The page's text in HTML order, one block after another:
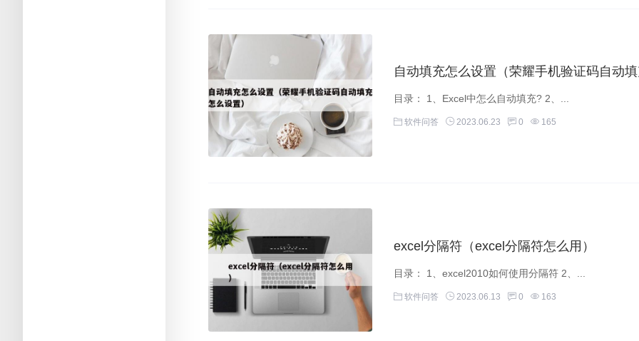
自动填充怎么设置（荣耀手机验证码自动填
目录： 1、Excel中怎么自动填充? 2、...
软件问答 2023.06.23 0 165
excel分隔符（excel分隔符怎么用）
目录： 1、excel2010如何使用分隔符 2、...
软件问答 2023.06.13 0 163